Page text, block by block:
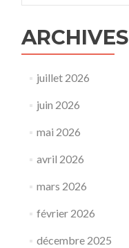
ARCHIVES
juillet 2026
juin 2026
mai 2026
avril 2026
mars 2026
février 2026
décembre 2025